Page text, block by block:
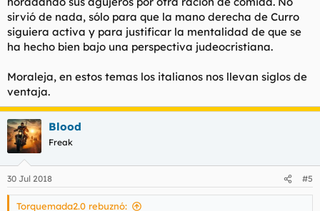
documentación y tarjetas intenté darle al niño los 300 euros
como propina por el buen acto, pero su padre no me dejó
alegando que este tipo de acciones se hacen de corazón,
siempre pensando en el malestar que puede producirnos a
cada uno perder algo, y en lo reconfortante que resulta hacer
una buena acción.
Aún con todo insistí en premiar la buena acción del chico y le
expliqué a ambos que gracias a esta acción podría irme de
viaje sin complicaciones, por lo que al menos me dejara
agradecerselo al chaval de alguna manera. Finalmente me dejó
darle 20 euros para comprar un álbum y unos cromos, poco me
pareció a mi por una acción tan de agradecer a un niño de las
Inmediatamente me acordé de que yo había provocado el
sirvió de nada, sólo para que la mano derecha de Curro
siguiera activa y para justificar la mentalidad de que se
ha hecho bien bajo una perspectiva judeocristiana.
Moraleja, en estos temas los italianos nos llevan siglos de
ventaja.
Blood
Freak
30 Jul 2018 #5
Torquemada2.0 rebuznó: